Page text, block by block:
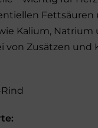
Kalium, Natrium
von Zusätzen